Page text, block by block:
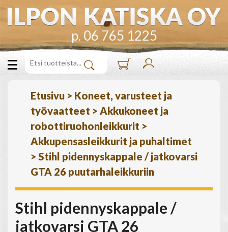
p. 06 765 1225
Etusivu > Koneet, varusteet ja
työvaatteet > Akkukoneet ja
robottiruohonleikkurit >
Akkupensasleikkurit ja puhaltimet
> Stihl pidennyskappale / jatkovarsi
GTA 26 puutarhaleikkuriin
Stihl pidennyskappale /
jatkovarsi GTA 26